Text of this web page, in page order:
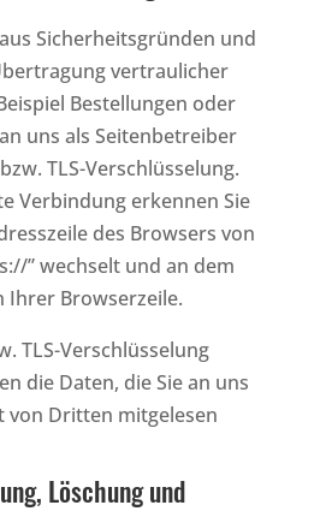
Sicherheitsgründen und
vertraulicher
Bestellungen oder
uns als Seitenbetreiber
TLS-Verschlüsselung.
Verbindung erkennen Sie
des Browsers von
” wechselt und an dem
Ihrer Browserzeile.
TLS-Verschlüsselung
die Daten, die Sie an uns
Dritten mitgelesen
Löschung und